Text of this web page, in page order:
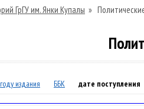
ГрГУ им. Янки Купалы »
году издания ББК дате поступления